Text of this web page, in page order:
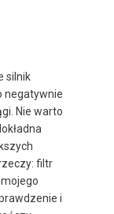
silnik
negatywnie
Nie warto
filtr
i